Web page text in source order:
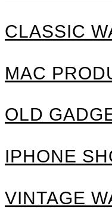
CLASSIC
MAC
OLD
IPHONE
VINTAGE